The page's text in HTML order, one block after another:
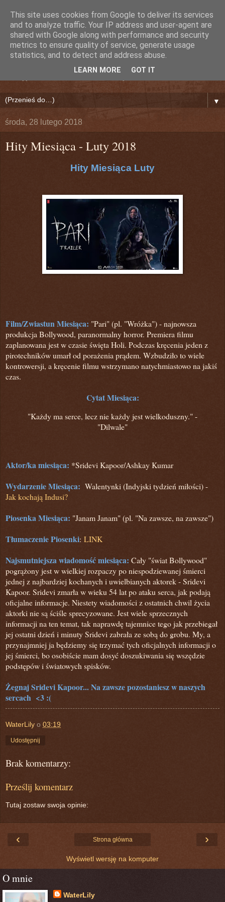
Nieznany Dźwięk (Lily)
Bollywood!
▼
środa, 28 lutego 2018
Hity Miesiąca - Luty 2018
Hity Miesiąca Luty
Film/Zwiastun Miesiąca: "Pari" (pl. "Wróżka") - najnowsza
produkcja Bollywood, paranormalny horror. Premiera filmu
zaplanowana jest w czasie święta Holi. Podczas kręcenia jeden z
pirotechników umarł od porażenia prądem. Wzbudziło to wiele
kontrowersji, a kręcenie filmu wstrzymano natychmiastowo na jakiś
czas.
Cytat Miesiąca:
"Każdy ma serce, lecz nie każdy jest wielkoduszny." -
"Dilwale"
Aktor/ka miesiąca: *Sridevi Kapoor/Ashkay Kumar
Wydarzenie Miesiąca: Walentynki (Indyjski tydzień miłości) -
Jak kochają Indusi?
Piosenka Miesiąca: "Janam Janam" (pl. "Na zawsze, na zawsze")
Tłumaczenie Piosenki: LINK
Najsmutniejsza wiadomość miesiąca: Cały "świat Bollywood"
pogrążony jest w wielkiej rozpaczy po niespodziewanej śmierci
jednej z najbardziej kochanych i uwielbianych aktorek - Sridevi
Kapoor. Sridevi zmarła w wieku 54 lat po ataku serca, jak podają
oficjalne informacje. Niestety wiadomości z ostatnich chwil życia
aktorki nie są ściśle sprecyzowane. Jest wiele sprzecznych
informacji na ten temat, tak naprawdę tajemnice tego jak przebiegał
jej ostatni dzień i minuty Sridevi zabrała ze sobą do grobu. My, a
przynajmniej ja będziemy się trzymać tych oficjalnych informacji o
jej śmierci, bo osobiście mam dosyć doszukiwania się wszędzie
podstępów i światowych spisków.
Żegnaj Sridevi Kapoor... Na zawsze pozostaniesz w naszych
sercach <3 :(
WaterLily o 03:19
Udostępnij
Brak komentarzy:
Prześlij komentarz
Tutaj zostaw swoja opinie:
‹ ›
Strona główna
Wyświetl wersję na komputer
O mnie
WaterLily
This site uses cookies from Google to deliver its services
and to analyze traffic. Your IP address and user-agent are
shared with Google along with performance and security
metrics to ensure quality of service, generate usage
statistics, and to detect and address abuse.
LEARN MORE GOT IT